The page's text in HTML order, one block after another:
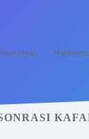
Uyarı